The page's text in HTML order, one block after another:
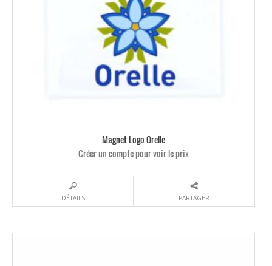
Magnet Logo Orelle
Créer un compte pour voir le prix
DÉTAILS PARTAGER